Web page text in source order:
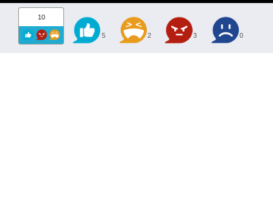
10
5 2 3 0